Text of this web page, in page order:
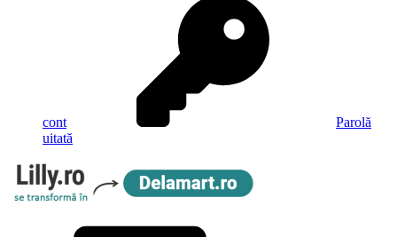
cont
Parolă
uitată